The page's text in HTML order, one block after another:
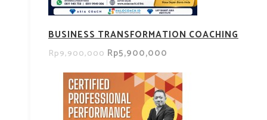
BUSINESS TRANSFORMATION COACHING
Rp9,900,000 Rp5,900,000